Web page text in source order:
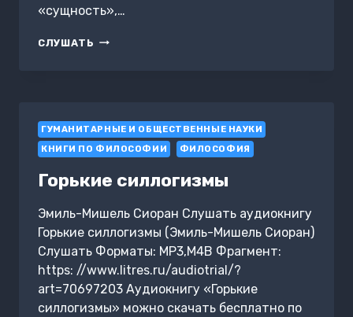
«сущность»,…
СЛУШАТЬ СУЩНОСТИ.
НАОБОРОТ
ГУМАНИТАРНЫЕ И ОБЩЕСТВЕННЫЕ НАУКИ
КНИГИ ПО ФИЛОСОФИИ
ФИЛОСОФИЯ
Горькие силлогизмы
Эмиль-Мишель Сиоран Слушать аудиокнигу
Горькие силлогизмы (Эмиль-Мишель Сиоран)
Слушать Форматы: MP3,M4B Фрагмент:
https: //www.litres.ru/audiotrial/?
art=70697203 Аудиокнигу «Горькие
силлогизмы» можно скачать бесплатно по